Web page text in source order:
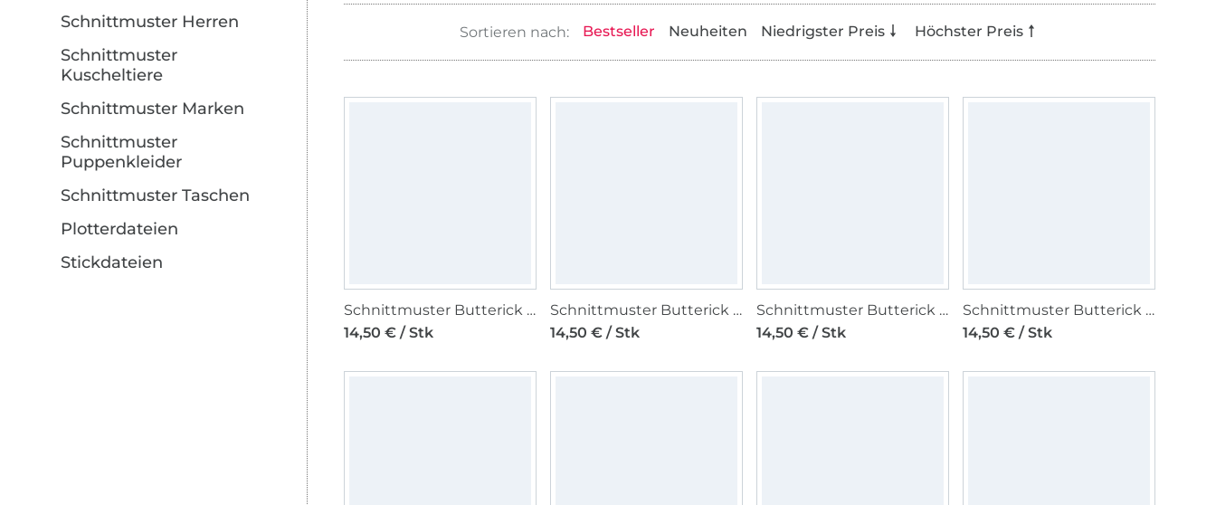
Schnittmuster Herren
Schnittmuster
Kuscheltiere
Schnittmuster Marken
Schnittmuster
Puppenkleider
Schnittmuster Taschen
Plotterdateien
Stickdateien
Bestseller Neuheiten Niedrigster Preis Höchster Preis
Schnittmuster Butterick Damen Kleid 7037 Gr. 44-52
14,50 € / Stk
Schnittmuster Butterick Damen Jumpsuit/Kleid 7036 Gr. 42-50
14,50 € / Stk
Schnittmuster Butterick Damen Kombination 7035 Gr. 40-48
14,50 € / Stk
Schnittmuster Butterick Kinderkleid 7033 Gr. 104-134
14,50 € / Stk